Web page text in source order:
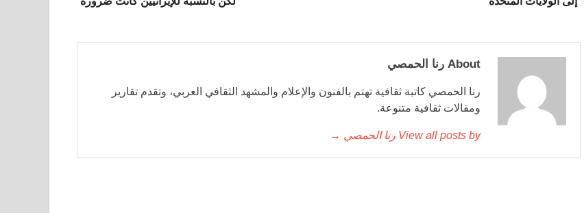
About رنا الحمصي
رنا الحمصي كاتبة ثقافية تهتم بالفنون والإعلام والمشهد الثقافي العربي، وتقدم تقارير
ومقالات ثقافية متنوعة.
View all posts by رنا الحمصي →